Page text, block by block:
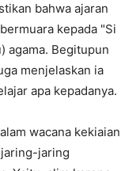
bahwa ajaran
kepada "Si
agama. Begitupun
menjelaskan ia
apa kepadanya.
wacana kekiaian
jaring